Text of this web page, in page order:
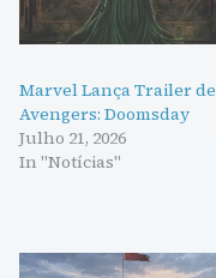
Marvel Lança Trailer de
Avengers: Doomsday
Julho 21, 2026
In "Notícias"